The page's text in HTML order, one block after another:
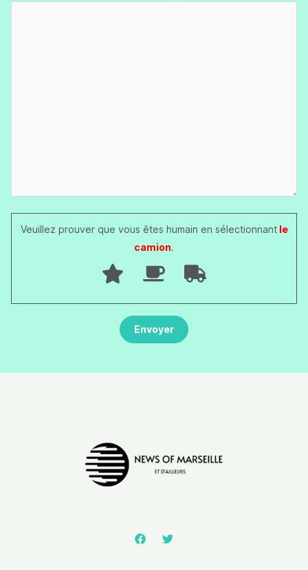
Veuillez prouver que vous êtes humain en sélectionnantle
camion.